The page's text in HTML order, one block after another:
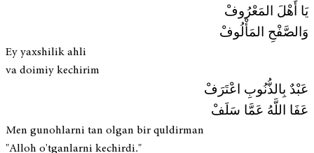
يَا أَهْلَ المَعْرُوفْ
وَالصَّفْحِ المَأْلُوفْ
Ey yaxshilik ahli
va doimiy kechirim
عَبْدٌ بِالذُّنُوبِ اعْتَرَفْ
عَفَا اللَّهُ عَمَّا سَلَفْ
Men gunohlarni tan olgan bir quldirman
"Alloh o'tganlarni kechirdi."